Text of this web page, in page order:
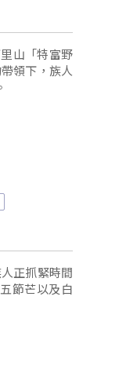
山「特富野
領下，族人
正抓緊時間
節芒以及白